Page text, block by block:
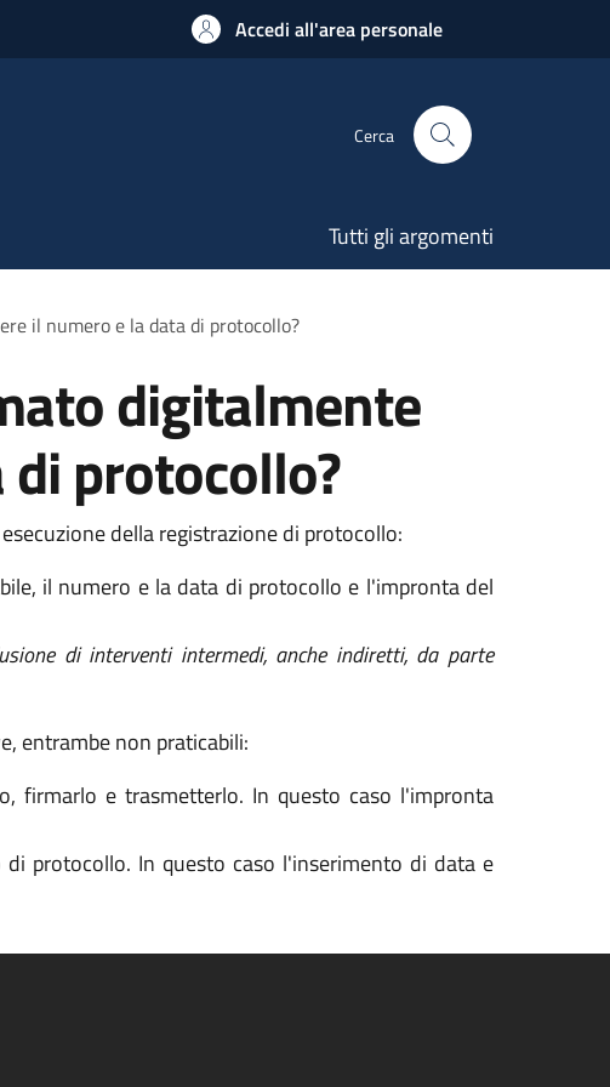
Accedi all'area personale
Cerca
Tutti gli argomenti
il numero e la data di protocollo?
digitalmente
protocollo?
della registrazione di protocollo:
il numero e la data di protocollo e l'impronta del
di interventi intermedi, anche indiretti, da parte
entrambe non praticabili:
firmarlo e trasmetterlo. In questo caso l'impronta
protocollo. In questo caso l'inserimento di data e